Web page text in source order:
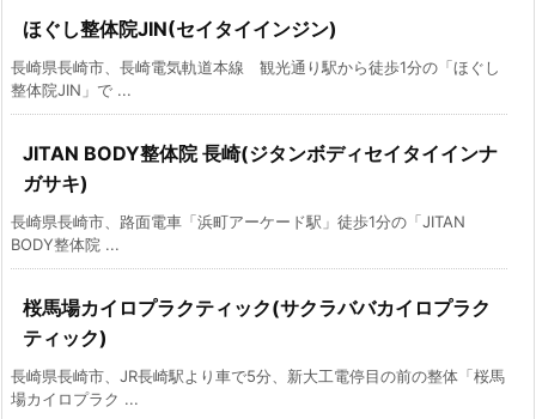
ほぐし整体院JIN(セイタイインジン)
長崎県長崎市、長崎電気軌道本線 観光通り駅から徒歩1分の「ほぐし
整体院JIN」で ...
JITAN BODY整体院 長崎(ジタンボディセイタイインナ
ガサキ)
長崎県長崎市、路面電車「浜町アーケード駅」徒歩1分の「JITAN
BODY整体院 ...
桜馬場カイロプラクティック(サクラババカイロプラク
ティック)
長崎県長崎市、JR長崎駅より車で5分、新大工電停目の前の整体「桜馬
場カイロプラク ...